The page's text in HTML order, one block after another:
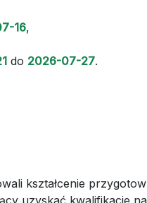
16,
do 2026-07-27.
kształcenie
uzyskać kwalifikacje